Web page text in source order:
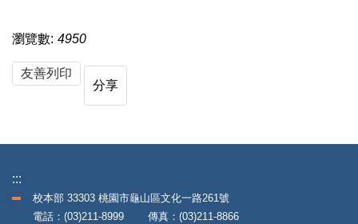
瀏覽數: 4950
友善列印
分享
:::
校本部 33303 桃園市龜山區文化一路261號
電話：(03)211-8999 傳真：(03)211-8866